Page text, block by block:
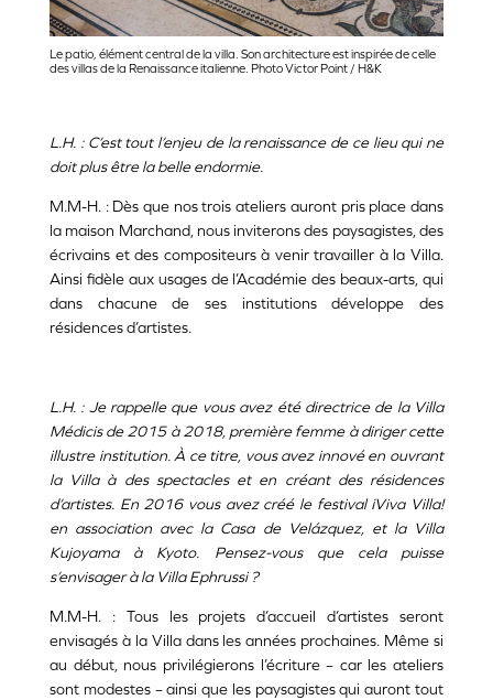
Le patio, élément central de la villa. Son architecture est inspirée de celle
des villas de la Renaissance italienne. Photo Victor Point / H&K
L.H. : C’est tout l’enjeu de la renaissance de ce lieu qui ne
doit plus être la belle endormie.
M.M-H. : Dès que nos trois ateliers auront pris place dans
la maison Marchand, nous inviterons des paysagistes, des
écrivains et des compositeurs à venir travailler à la Villa.
Ainsi fidèle aux usages de l’Académie des beaux-arts, qui
dans chacune de ses institutions développe des
résidences d’artistes.
L.H. : Je rappelle que vous avez été directrice de la Villa
Médicis de 2015 à 2018, première femme à diriger cette
illustre institution. À ce titre, vous avez innové en ouvrant
la Villa à des spectacles et en créant des résidences
d’artistes. En 2016 vous avez créé le festival ¡Viva Villa!
en association avec la Casa de Velázquez, et la Villa
Kujoyama à Kyoto. Pensez-vous que cela puisse
s’envisager à la Villa Ephrussi ?
M.M-H. : Tous les projets d’accueil d’artistes seront
envisagés à la Villa dans les années prochaines. Même si
au début, nous privilégierons l’écriture­ – car les ateliers
sont modestes – ainsi que les paysagistes qui auront tout